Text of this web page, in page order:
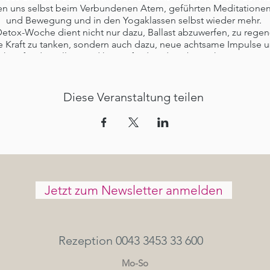
uns selbst beim Verbundenen Atem, geführten
und Bewegung und in den Yogaklassen selbst wieder mehr.
Woche dient nicht nur dazu, Ballast abzuwerfen, zu
Kraft zu tanken, sondern auch dazu, neue achtsame Impulse
für den Alltag und herausfordernde Lebensphasen
im Sein und reinigendem Fasten für Körper und Seele.
denn die Teilnehmer nehmen viel mit nach Hause, um so ihr
langfristig stressfreier gestalten zu können.
ist als Präventivmaßnahme zur Stressbewältigung/Entspannung
gesetzlichen Krankenkassen nach den Richtlinien des § 20
variieren kann.
sind keine Nächtigungs- und Verpflegungskosten
Diese Veranstaltung teilen
Jetzt zum Newsletter anmelden
Rezeption 0043 3453 33 600
Mo-So